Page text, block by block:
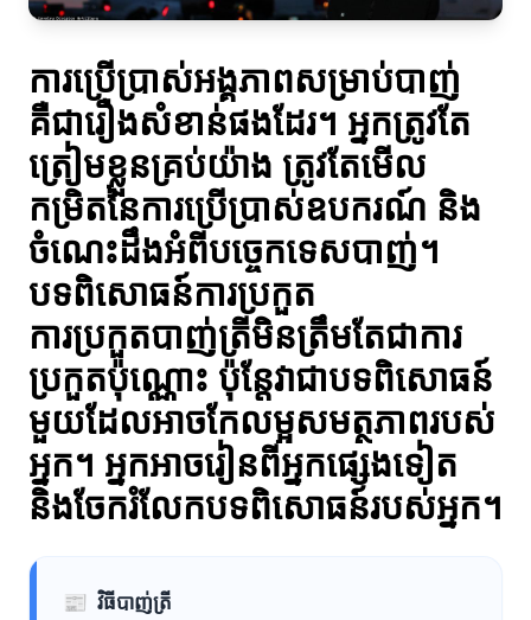
ការប្រើប្រាស់អង្គភាពសម្រាប់បាញ់
គឺជារឿងសំខាន់ផងដែរ។ អ្នកត្រូវតែ
ត្រៀមខ្លួនគ្រប់យ៉ាង ត្រូវតែមើល
កម្រិតនៃការប្រើប្រាស់ឧបករណ៍ និង
ចំណេះដឹងអំពីបច្ចេកទេសបាញ់។
បទពិសោធន៍ការប្រកួត
ការប្រកួតបាញ់ត្រីមិនត្រឹមតែជាការ
ប្រកួតប៉ុណ្ណោះ ប៉ុន្តែវាជាបទពិសោធន៍
មួយដែលអាចកែលម្អសមត្ថភាពរបស់
អ្នក។ អ្នកអាចរៀនពីអ្នកផ្សេងទៀត
និងចែករំលែកបទពិសោធន៍របស់អ្នក។
📰 វិធីបាញ់ត្រី